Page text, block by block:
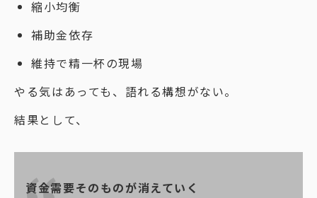
縮小均衡
補助金依存
維持で精一杯の現場
やる気はあっても、語れる構想がない。
結果として、
資金需要そのものが消えていく